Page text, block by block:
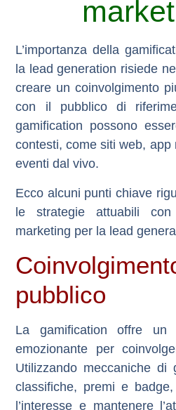
L’importanza della
la lead generation risiede
creare un coinvolgimento
con il pubblico di
gamification possono
contesti, come siti web, app
eventi dal vivo.
Ecco alcuni punti chiave
le strategie attuabili
marketing per la lead
pubblico
La gamification offre un
emozionante per
Utilizzando meccaniche di
classifiche, premi e
l’interesse e mantenere